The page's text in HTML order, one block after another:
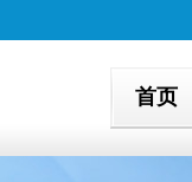
首页